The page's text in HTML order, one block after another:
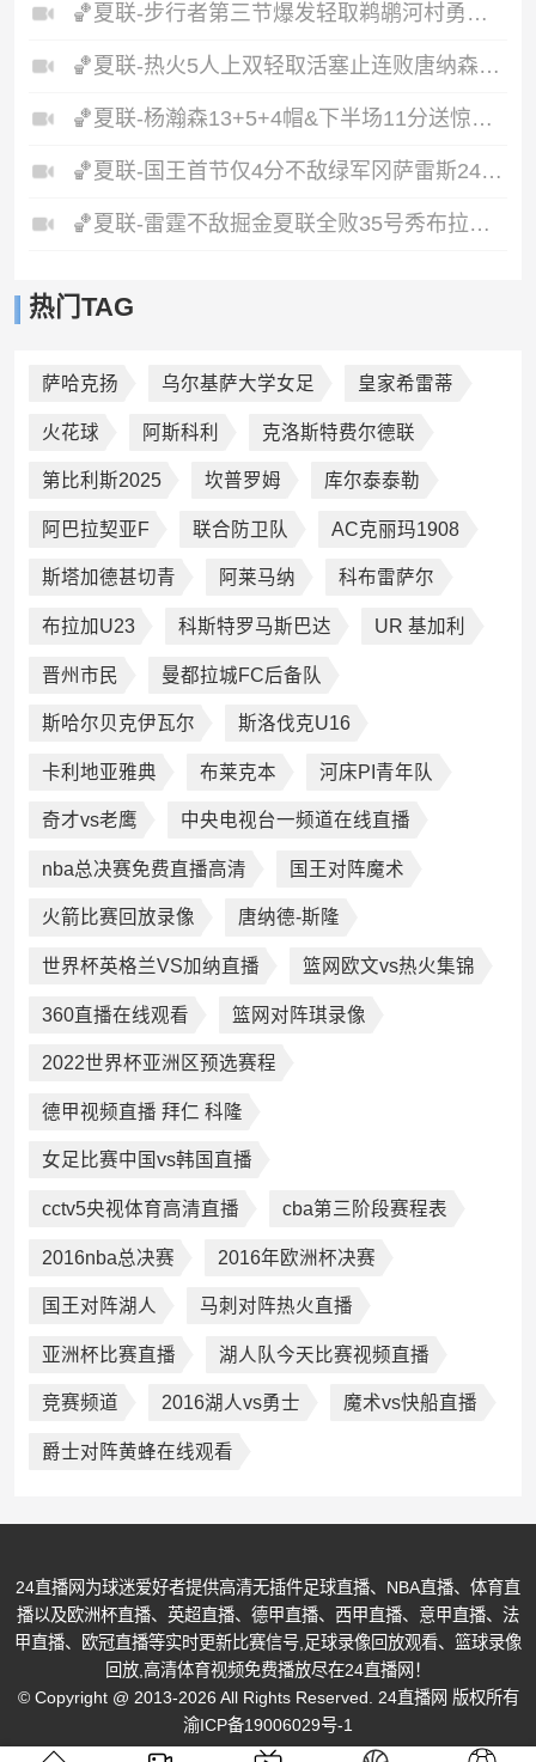
🏀夏联-步行者第三节爆发轻取鹈鹕河村勇辉5+5+12斯劳森22分
🏀夏联-热火5人上双轻取活塞止连败唐纳森20+8+10奥科里27分
🏀夏联-杨瀚森13+5+4帽&下半场11分送惊艳妙传开拓者力克掘金
🏀夏联-国王首节仅4分不敌绿军冈萨雷斯24+10+5塞纳克10+12
🏀夏联-雷霆不敌掘金夏联全败35号秀布拉齐尔32+6马拉14+7+6
热门TAG
萨哈克扬 乌尔基萨大学女足 皇家希雷蒂
火花球 阿斯科利 克洛斯特费尔德联
第比利斯2025 坎普罗姆 库尔泰泰勒
阿巴拉契亚F 联合防卫队 AC克丽玛1908
斯塔加德甚切青 阿莱马纳 科布雷萨尔
布拉加U23 科斯特罗马斯巴达 UR 基加利
晋州市民 曼都拉城FC后备队
斯哈尔贝克伊瓦尔 斯洛伐克U16
卡利地亚雅典 布莱克本 河床PI青年队
奇才vs老鹰 中央电视台一频道在线直播
nba总决赛免费直播高清 国王对阵魔术
火箭比赛回放录像 唐纳德-斯隆
世界杯英格兰VS加纳直播 篮网欧文vs热火集锦
360直播在线观看 篮网对阵琪录像
2022世界杯亚洲区预选赛程
德甲视频直播 拜仁 科隆
女足比赛中国vs韩国直播
cctv5央视体育高清直播 cba第三阶段赛程表
2016nba总决赛 2016年欧洲杯决赛
国王对阵湖人 马刺对阵热火直播
亚洲杯比赛直播 湖人队今天比赛视频直播
竞赛频道 2016湖人vs勇士 魔术vs快船直播
爵士对阵黄蜂在线观看
24直播网为球迷爱好者提供高清无插件足球直播、NBA直播、体育直
播以及欧洲杯直播、英超直播、德甲直播、西甲直播、意甲直播、法
甲直播、欧冠直播等实时更新比赛信号,足球录像回放观看、篮球录像
回放,高清体育视频免费播放尽在24直播网！
© Copyright @ 2013-2026 All Rights Reserved. 24直播网 版权所有
渝ICP备19006029号-1